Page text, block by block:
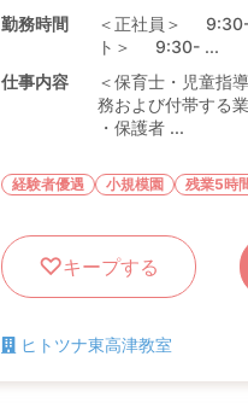
勤務時間
＜正社員＞
ト＞ 9:30- ...
仕事内容
＜保育士・児童指
務および付帯する
・保護者 ...
経験者優遇 小規模園 残業5時
キープする
ヒトツナ東高津教室